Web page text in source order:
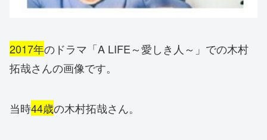
2017年のドラマ「A LIFE～愛しき人～」での木村
拓哉さんの画像です。
当時44歳の木村拓哉さん。